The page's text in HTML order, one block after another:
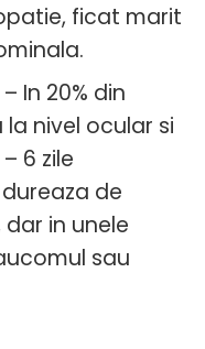
ficat marit
In 20% din
nivel ocular si
6 zile
de
dar in unele
sau